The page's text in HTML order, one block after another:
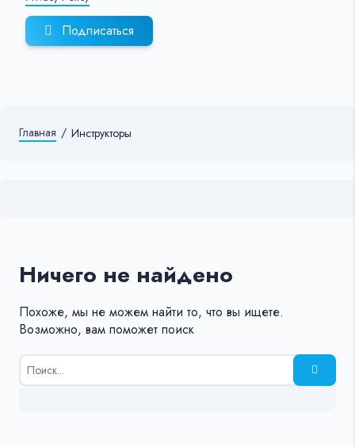
Подписаться
Главная / Инструкторы
Ничего не найдено
Похоже, мы не можем найти то, что вы ищете.
Возможно, вам поможет поиск
Результаты
поиска